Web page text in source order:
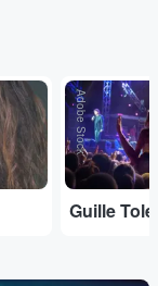
Adobe Stock
Guille